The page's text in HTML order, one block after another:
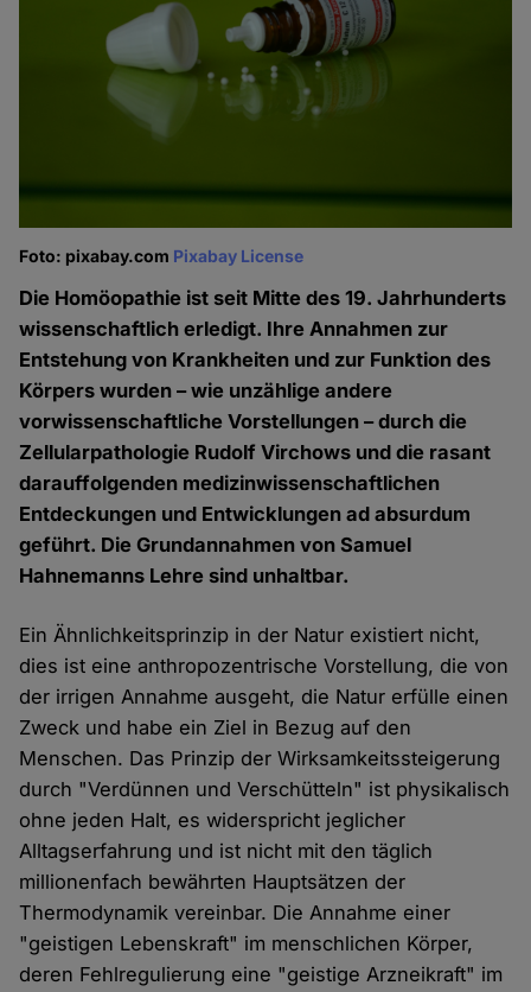
Foto: pixabay.com Pixabay License
Die Homöopathie ist seit Mitte des 19. Jahrhunderts
wissenschaftlich erledigt. Ihre Annahmen zur
Entstehung von Krankheiten und zur Funktion des
Körpers wurden – wie unzählige andere
vorwissenschaftliche Vorstellungen – durch die
Zellularpathologie Rudolf Virchows und die rasant
darauffolgenden medizinwissenschaftlichen
Entdeckungen und Entwicklungen ad absurdum
geführt. Die Grundannahmen von Samuel
Hahnemanns Lehre sind unhaltbar.
Ein Ähnlichkeitsprinzip in der Natur existiert nicht,
dies ist eine anthropozentrische Vorstellung, die von
der irrigen Annahme ausgeht, die Natur erfülle einen
Zweck und habe ein Ziel in Bezug auf den
Menschen. Das Prinzip der Wirksamkeitssteigerung
durch "Verdünnen und Verschütteln" ist physikalisch
ohne jeden Halt, es widerspricht jeglicher
Alltagserfahrung und ist nicht mit den täglich
millionenfach bewährten Hauptsätzen der
Thermodynamik vereinbar. Die Annahme einer
"geistigen Lebenskraft" im menschlichen Körper,
deren Fehlregulierung eine "geistige Arzneikraft" im